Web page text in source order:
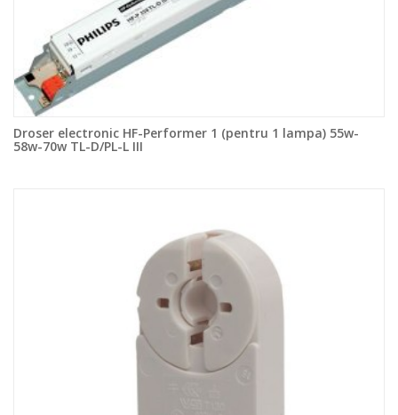
Droser electronic HF-Performer 1 (pentru 1 lampa) 55w-
58w-70w TL-D/PL-L III